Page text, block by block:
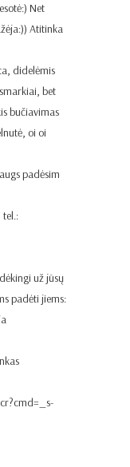
Net
Atitinka
didelėmis
bet
bučiavimas
oi oi
padėsim
tel.:
už jūsų
padėti jiems: